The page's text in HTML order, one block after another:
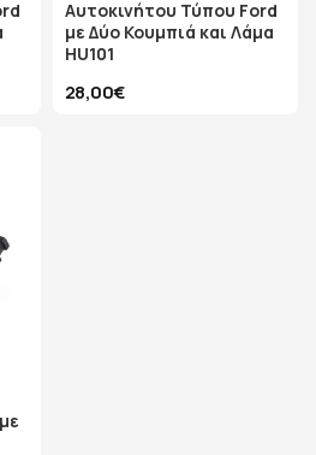
Αυτοκινήτου Τύπου Ford
με Δύο Κουμπιά και Λάμα
HU101
28,00€